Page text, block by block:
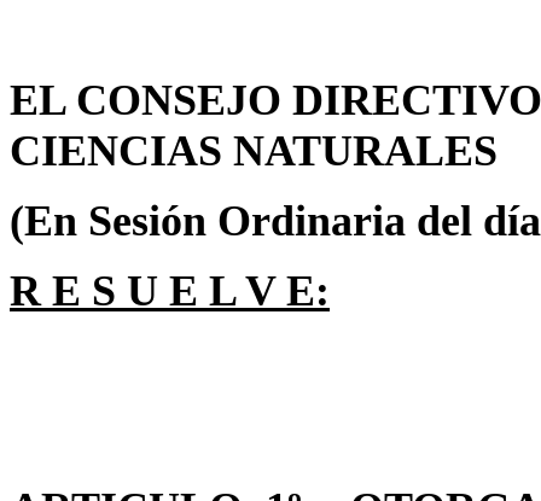
EL CONSEJO
CIENCIAS NATURALES
(En Sesión Ordinaria del
R E S U E L V E: